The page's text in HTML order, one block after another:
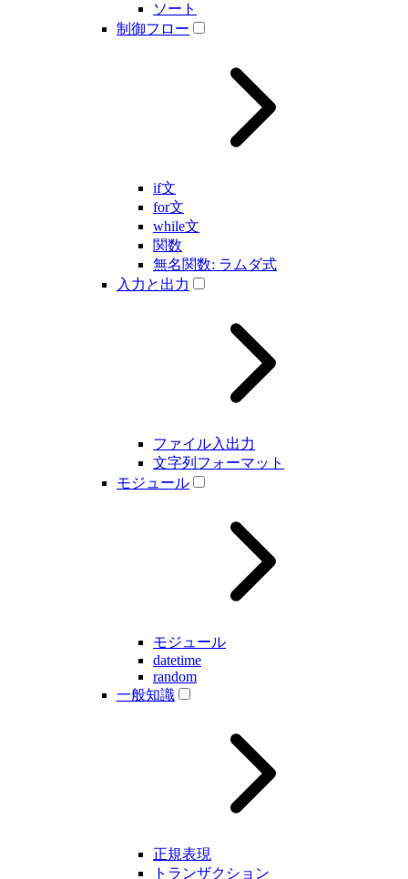
ソート
制御フロー
if文
for文
while文
関数
無名関数: ラムダ式
入力と出力
ファイル入出力
文字列フォーマット
モジュール
モジュール
datetime
random
一般知識
正規表現
トランザクション